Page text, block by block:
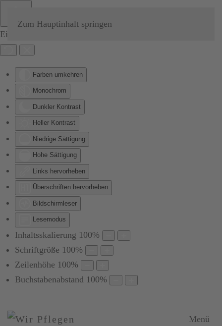
Eingabehilfen öffnen
Farben umkehren
Monochrom
Dunkler Kontrast
Heller Kontrast
Niedrige Sättigung
Hohe Sättigung
Links hervorheben
Überschriften hervorheben
Bildschirmleser
Lesemodus
Inhaltsskalierung 100%
Schriftgröße 100%
Zeilenhöhe 100%
Buchstabenabstand 100%
Zum Hauptinhalt springen
Menü